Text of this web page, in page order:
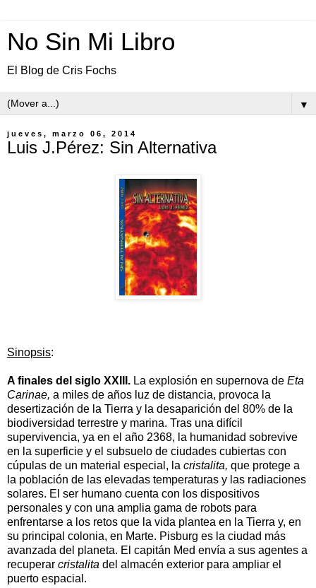
No Sin Mi Libro
El Blog de Cris Fochs
▼
jueves, marzo 06, 2014
Luis J.Pérez: Sin Alternativa
Sinopsis:
A finales del siglo XXIII. La explosión en supernova de Eta
Carinae, a miles de años luz de distancia, provoca la
desertización de la Tierra y la desaparición del 80% de la
biodiversidad terrestre y marina. Tras una difícil
supervivencia, ya en el año 2368, la humanidad sobrevive
en la superficie y el subsuelo de ciudades cubiertas con
cúpulas de un material especial, la cristalita, que protege a
la población de las elevadas temperaturas y las radiaciones
solares. El ser humano cuenta con los dispositivos
personales y con una amplia gama de robots para
enfrentarse a los retos que la vida plantea en la Tierra y, en
su principal colonia, en Marte. Pisburg es la ciudad más
avanzada del planeta. El capitán Med envía a sus agentes a
recuperar cristalita del almacén exterior para ampliar el
puerto espacial.